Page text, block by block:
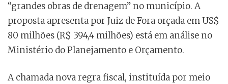
“grandes obras de drenagem” no município. A
proposta apresenta por Juiz de Fora orçada em US$
80 milhões (R$ 394,4 milhões) está em análise no
Ministério do Planejamento e Orçamento.
A chamada nova regra fiscal, instituída por meio